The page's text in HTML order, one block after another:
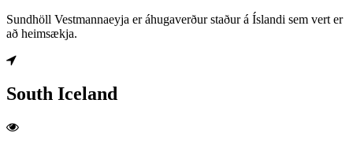
Sundhöll Vestmannaeyja er áhugaverður staður á Íslandi sem vert er
að heimsækja.
South Iceland